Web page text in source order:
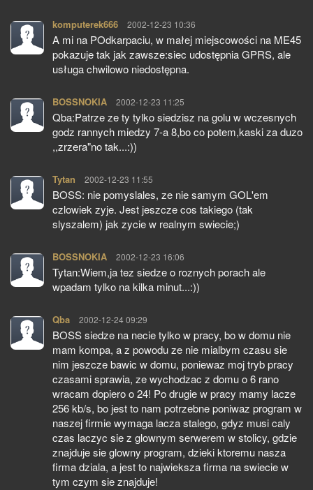
komputerek666 pisze:
2002-12-23 10:36
A mi na POdkarpaciu, w małej miejscowości na ME45
pokazuje tak jak zawsze:siec udostępnia GPRS, ale
usługa chwilowo niedostępna.
BOSSNOKIA pisze:
2002-12-23 11:25
Qba:Patrze ze ty tylko siedzisz na golu w wczesnych
godz rannych miedzy 7-a 8,bo co potem,kaski za duzo
,,zrzera"no tak...:))
Tytan pisze:
2002-12-23 11:55
BOSS: nie pomyslales, ze nie samym GOL'em
czlowiek zyje. Jest jeszcze cos takiego (tak
slyszalem) jak zycie w realnym swiecie;)
BOSSNOKIA pisze:
2002-12-23 16:06
Tytan:Wiem,ja tez siedze o roznych porach ale
wpadam tylko na kilka minut...:))
Qba pisze:
2002-12-24 09:29
BOSS siedze na necie tylko w pracy, bo w domu nie
mam kompa, a z powodu ze nie mialbym czasu sie
nim jeszcze bawic w domu, poniewaz moj tryb pracy
czasami sprawia, ze wychodzac z domu o 6 rano
wracam dopiero o 24! Po drugie w pracy mamy lacze
256 kb/s, bo jest to nam potrzebne poniwaz program w
naszej firmie wymaga lacza stalego, gdyz musi caly
czas laczyc sie z glownym serwerem w stolicy, gdzie
znajduje sie glowny program, dzieki ktoremu nasza
firma dziala, a jest to najwieksza firma na swiecie w
tym czym sie znajduje!